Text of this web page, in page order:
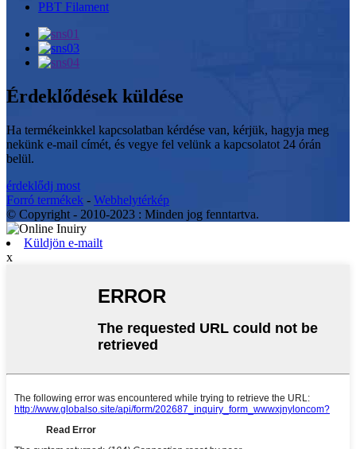
PBT Filament
Érdeklődések küldése
Ha termékeinkkel kapcsolatban kérdése van, kérjük, hagyja meg
nekünk e-mail címét, és vegye fel velünk a kapcsolatot 24 órán
belül.
érdeklődj most
Forró termékek - Webhelytérkép
© Copyright - 2010-2023 : Minden jog fenntartva.
Küldjön e-mailt
x